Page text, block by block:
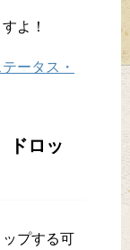
よ！
ータス・
ドロッ
プする可